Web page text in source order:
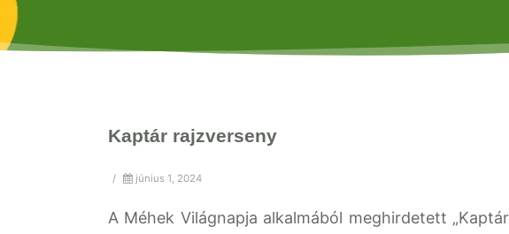
Kaptár rajzverseny
/ június 1, 2024
A Méhek Világnapja alkalmából meghirdetett